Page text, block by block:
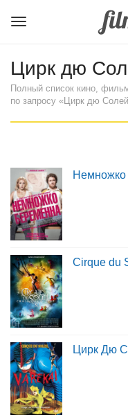
Цирк дю
Полный список кино,
по запросу «Цирк дю
Немножко
Cirque du
Цирк Дю